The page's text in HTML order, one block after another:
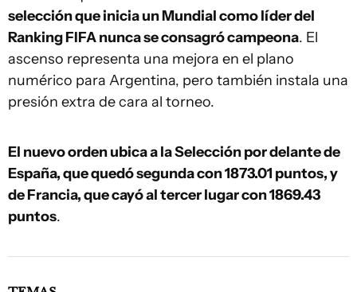
selección que inicia un Mundial como líder del
Ranking FIFA nunca se consagró campeona. El
ascenso representa una mejora en el plano
numérico para Argentina, pero también instala una
presión extra de cara al torneo.
El nuevo orden ubica a la Selección por delante de
España, que quedó segunda con 1873.01 puntos, y
de Francia, que cayó al tercer lugar con 1869.43
puntos.